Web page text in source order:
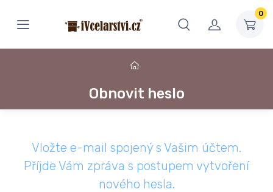
0
Obnovit heslo
Vložte e-mail spojený s Vašim účtem.
Příjde Vám zpráva s postupem vytvoření
nového hesla.